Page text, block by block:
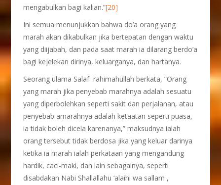
mengabulkan bagi kalian.”[20]
Ini semua menunjukkan bahwa do’a orang yang
marah akan dikabulkan jika bertepatan dengan waktu
yang diijabah, dan pada saat marah ia dilarang berdo’a
bagi kejelekan dirinya, keluarganya, dan hartanya.
Seorang ulama Salaf rahimahullah berkata, ”Orang
yang marah jika penyebab marahnya adalah sesuatu
yang diperbolehkan seperti sakit dan perjalanan, atau
penyebab amarahnya adalah ketaatan seperti puasa,
ia tidak boleh dicela karenanya,” maksudnya ialah
orang tersebut tidak berdosa jika yang keluar darinya
ketika ia marah ialah perkataan yang mengandung
hardik, caci-maki, dan lain sebagainya, seperti
disabdakan Nabi Shallallahu ‘alaihi wa sallam ,